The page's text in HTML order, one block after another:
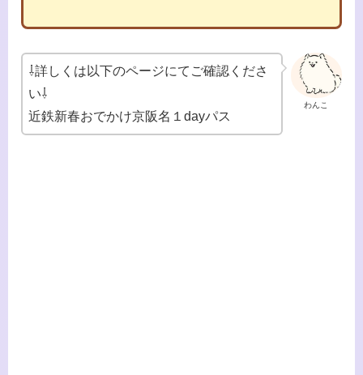
わんこ
⇩詳しくは以下のページにてご確認くださ
い⇩
近鉄新春おでかけ京阪名１dayパス